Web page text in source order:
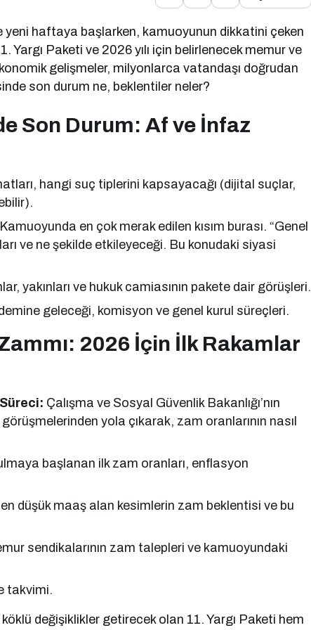
haftaya başlarken, kamuoyunun dikkatini çeken
Yargı Paketi ve 2026 yılı için belirlenecek memur ve
gelişmeler, milyonlarca vatandaşı doğrudan
son durum ne, beklentiler neler?
Son Durum: Af ve İnfaz
hangi suç tiplerini kapsayacağı (dijital suçlar,
Kamuoyunda en çok merak edilen kısım burası. “Genel
ve ne şekilde etkileyeceği. Bu konudaki siyasi
yakınları ve hukuk camiasının pakete dair görüşleri.
geleceği, komisyon ve genel kurul süreçleri.
2026 İçin İlk Rakamlar
Çalışma ve Sosyal Güvenlik Bakanlığı’nın
yola çıkarak, zam oranlarının nasıl
başlanan ilk zam oranları, enflasyon
düşük maaş alan kesimlerin zam beklentisi ve bu
sendikalarının zam talepleri ve kamuoyundaki
takvimi.
değişiklikler getirecek olan 11. Yargı Paketi hem